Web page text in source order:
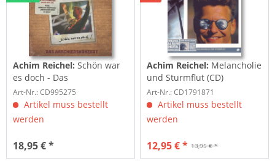
Achim Reichel: Schön war
es doch - Das
Abschiedskonzert (CD)
Art-Nr.: CD995275
Artikel muss bestellt
werden
18,95 € *
Achim Reichel: Melancholie
und Sturmflut (CD)
Art-Nr.: CD1791871
Artikel muss bestellt
werden
13,95 € *
12,95 € *